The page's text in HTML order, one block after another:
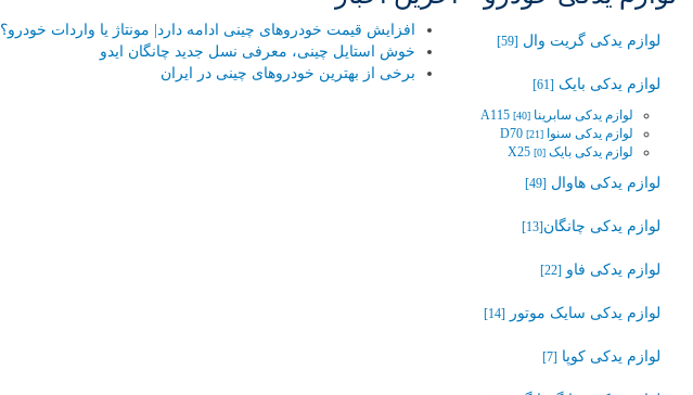
لوازم یدکی گریت وال [59]
لوازم یدکی بایک [61]
لوازم یدکی سابرینا A115 [40]
لوازم یدکی سنوا D70 [21]
لوازم یدکی بایک X25 [0]
لوازم یدکی هاوال [49]
لوازم یدکی چانگان‬‎[13]
لوازم یدکی فاو [22]
لوازم یدکی سایک موتور [14]
لوازم یدکی کوپا [7]
افزایش قیمت خودروهای چینی ادامه دارد| مونتاژ یا واردات خودرو؟
خوش استایل چینی، معرفی نسل جدید چانگان ایدو
برخی از بهترین خودروهای چینی در ایران